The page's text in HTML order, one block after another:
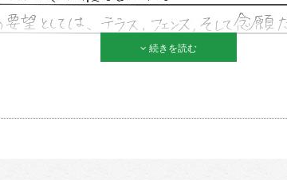
続きを読む